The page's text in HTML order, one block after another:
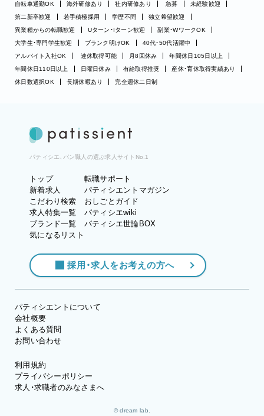
自転車通勤OK
海外研修あり 社内研修あり 急募
未経験歓迎
第二新卒歓迎
若手積極採用 学歴不問
独立希望歓迎
異業種からの転職歓迎
Uターン・Iターン歓迎
副業・WワークOK
大学生・専門学生歓迎
ブランク明けOK
40代・50代活躍中
アルバイト入社OK
連休取得可能 月8回休み
年間休日105日以上
年間休日110日以上
日曜日休み 有給取得推奨
産休・育休取得実績あり
休日数選択OK
長期休暇あり 完全週休二日制
パティシエ、パン職人の選ぶ求人サイトNo.1
トップ
新着求人
こだわり検索
求人特集一覧
ブランド一覧
気になるリスト
転職サポート
パティシエントマガジン
おしごとガイド
パティシエwiki
パティシエ世論BOX
採用・求人をお考えの方へ
パティシエントについて
会社概要
よくある質問
お問い合わせ
利用規約
プライバシーポリシー
求人・求職者のみなさまへ
© dream lab.